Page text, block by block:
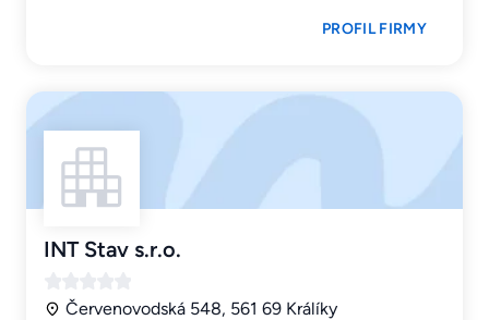
PROFIL FIRMY
INT Stav s.r.o.
Červenovodská 548, 561 69 Králíky